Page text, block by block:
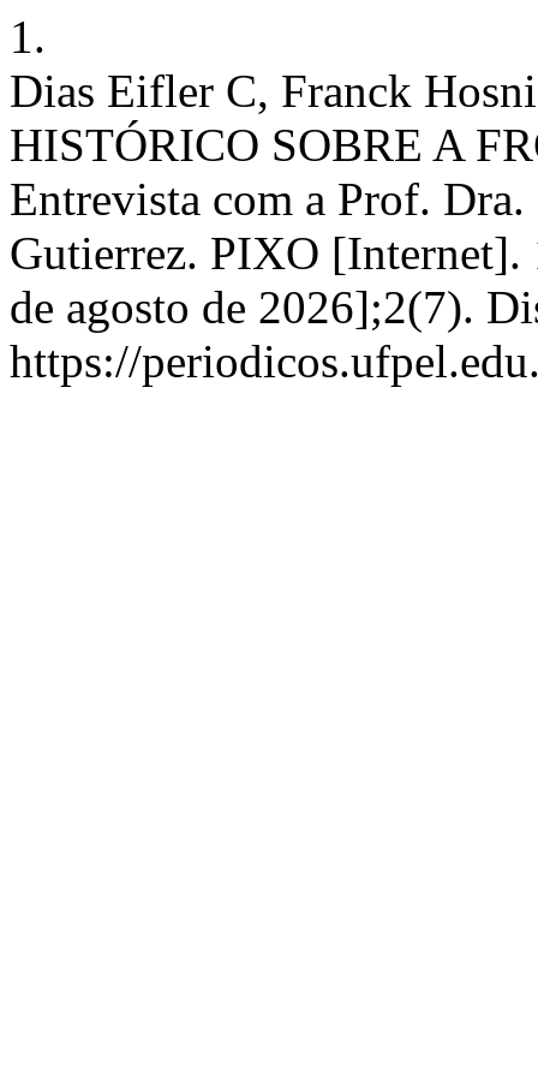
1.
Dias Eifler C, Franck
HISTÓRICO SOBRE A
Entrevista com a Prof.
Gutierrez. PIXO [Internet].
de agosto de 2026];2(7).
https://